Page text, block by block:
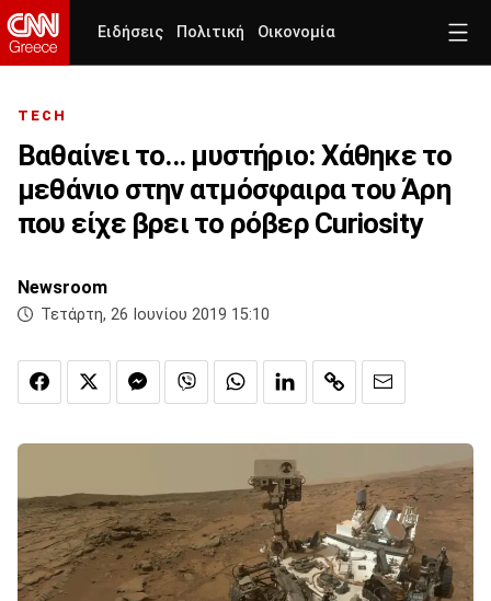
Ειδήσεις Πολιτική Οικονομία
TECH
Βαθαίνει το... μυστήριο: Χάθηκε το
μεθάνιο στην ατμόσφαιρα του Άρη
που είχε βρει το ρόβερ Curiosity
Newsroom
Τετάρτη, 26 Ιουνίου 2019 15:10